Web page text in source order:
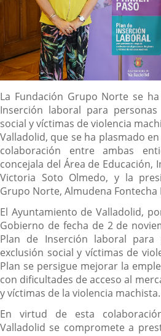
Descripción
La Fundación Grupo Norte se
Inserción laboral para
social y víctimas de violencia
Valladolid, que se ha plasmado
colaboración entre ambas
concejala del Área de Educación,
Victoria Soto Olmedo, y la
Grupo Norte, Almudena Fontecha
El Ayuntamiento de Valladolid,
Gobierno de fecha de 2 de
Plan de Inserción laboral para
exclusión social y víctimas de
Plan se persigue mejorar la
con dificultades de acceso al
y víctimas de la violencia machista.
En virtud de esta
Valladolid se compromete a